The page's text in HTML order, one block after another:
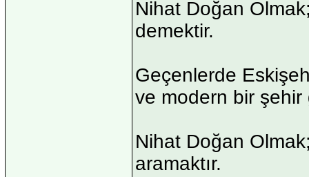
Nihat Doğan
demektir.
Geçenlerde
ve modern bir şehir
Nihat Doğan
aramaktır.